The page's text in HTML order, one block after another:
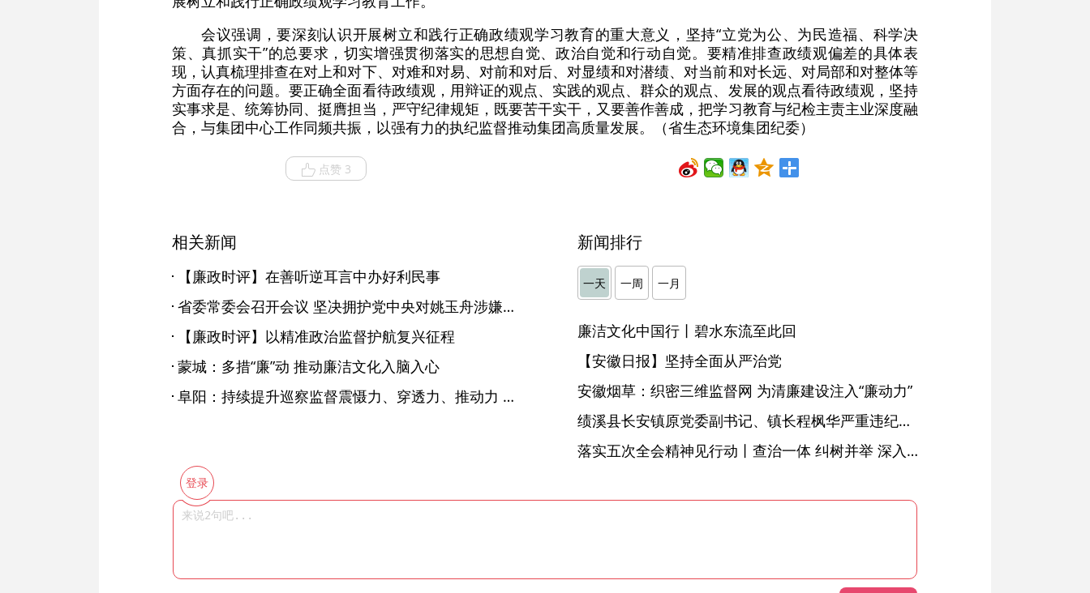
会议强调，要深刻认识开展树立和践行正确政绩观学习教育的重大意义，坚持“立党为公、为民造福、科学决
策、真抓实干”的总要求，切实增强贯彻落实的思想自觉、政治自觉和行动自觉。要精准排查政绩观偏差的具体表
现，认真梳理排查在对上和对下、对难和对易、对前和对后、对显绩和对潜绩、对当前和对长远、对局部和对整体等
方面存在的问题。要正确全面看待政绩观，用辩证的观点、实践的观点、群众的观点、发展的观点看待政绩观，坚持
实事求是、统筹协同、挺膺担当，严守纪律规矩，既要苦干实干，又要善作善成，把学习教育与纪检主责主业深度融
合，与集团中心工作同频共振，以强有力的执纪监督推动集团高质量发展。（省生态环境集团纪委）
点赞 3
相关新闻
【廉政时评】在善听逆耳言中办好利民事
省委常委会召开会议 坚决拥护党中央对姚玉舟涉嫌严重违纪违法进行纪律审查和监察调查的决定 梁言顺主持并讲话
【廉政时评】以精准政治监督护航复兴征程
蒙城：多措“廉”动 推动廉洁文化入脑入心
阜阳：持续提升巡察监督震慑力、穿透力、推动力 以高质量巡察助力高质量发展
新闻排行
一天 一周 一月
廉洁文化中国行丨碧水东流至此回
【安徽日报】坚持全面从严治党
安徽烟草：织密三维监督网 为清廉建设注入“廉动力”
绩溪县长安镇原党委副书记、镇长程枫华严重违纪违法被开除党籍和公职
落实五次全会精神见行动丨查治一体 纠树并举 深入推进风腐同查同治
登录